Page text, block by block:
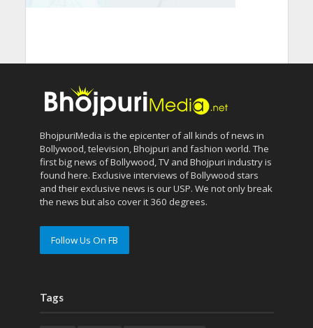
BhojpuriMedia is the epicenter of all kinds of news in
Bollywood, television, Bhojpuri and fashion world. The
first big news of Bollywood, TV and Bhojpuri industry is
found here. Exclusive interviews of Bollywood stars
and their exclusive news is our USP. We not only break
the news but also cover it 360 degrees.
Follow Us On FB
Tags